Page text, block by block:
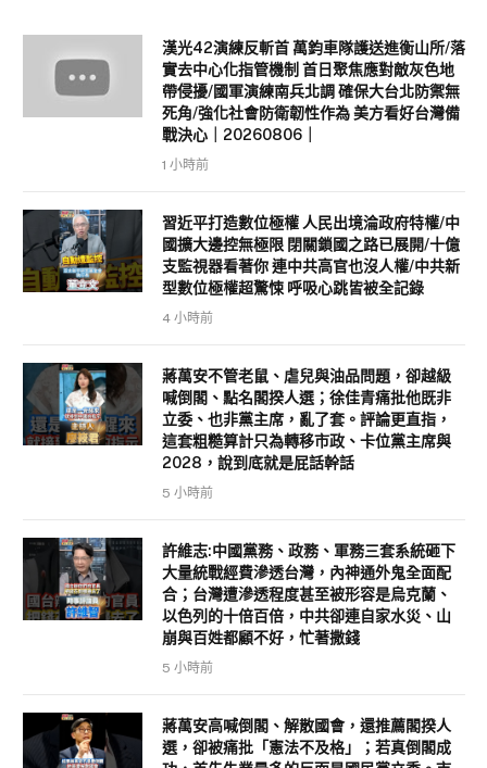
漢光42演練反斬首 萬鈞車隊護送進衡山所/落
實去中心化指管機制 首日聚焦應對敵灰色地
帶侵擾/國軍演練南兵北調 確保大台北防禦無
死角/強化社會防衛韌性作為 美方看好台灣備
戰決心｜20260806｜
1 小時前
習近平打造數位極權 人民出境淪政府特權/中
國擴大邊控無極限 閉關鎖國之路已展開/十億
支監視器看著你 連中共高官也沒人權/中共新
型數位極權超驚悚 呼吸心跳皆被全記錄
4 小時前
蔣萬安不管老鼠、虐兒與油品問題，卻越級
喊倒閣、點名閣揆人選；徐佳青痛批他既非
立委、也非黨主席，亂了套。評論更直指，
這套粗糙算計只為轉移市政、卡位黨主席與
2028，說到底就是屁話幹話
5 小時前
許維志:中國黨務、政務、軍務三套系統砸下
大量統戰經費滲透台灣，內神通外鬼全面配
合；台灣遭滲透程度甚至被形容是烏克蘭、
以色列的十倍百倍，中共卻連自家水災、山
崩與百姓都顧不好，忙著撒錢
5 小時前
蔣萬安高喊倒閣、解散國會，還推薦閣揆人
選，卻被痛批「憲法不及格」；若真倒閣成